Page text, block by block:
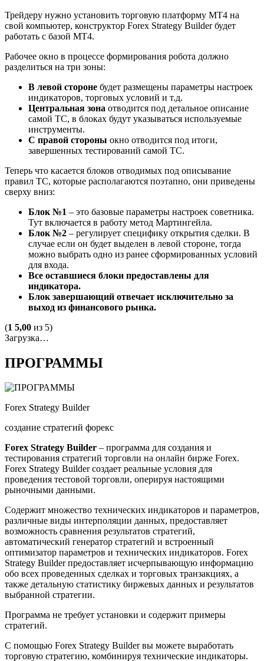
Трейдеру нужно установить торговую платформу МТ4 на
свой компьютер, конструктор Forex Strategy Builder будет
работать с базой MT4.
Рабочее окно в процессе формирования робота должно
разделиться на три зоны:
В левой стороне будет размещены параметры настроек
индикаторов, торговых условий и т.д.
Центральная зона отводится под детальное описание
самой ТС, в блоках будут указываться используемые
инструменты.
С правой стороны окно отводится под итоги,
завершенных тестирований самой ТС.
Теперь что касается блоков отводимых под описывание
правил ТС, которые располагаются поэтапно, они приведены
сверху вниз:
Блок №1 – это базовые параметры настроек советника.
Тут включается в работу метод Мартингейла.
Блок №2 – регулирует специфику открытия сделки. В
случае если он будет выделен в левой стороне, тогда
можно выбрать одно из ранее сформированных условий
для входа.
Все оставшиеся блоки предоставлены для
индикатора.
Блок завершающий отвечает исключительно за
выход из финансового рынка.
(1 5,00 из 5)
Загрузка…
ПРОГРАММЫ
Forex Strategy Builder
создание стратегий форекс
Forex Strategy Builder – программа для создания и
тестирования стратегий торговли на онлайн бирже Forex.
Forex Strategy Builder создает реальные условия для
проведения тестовой торговли, оперируя настоящими
рыночными данными.
Содержит множество технических индикаторов и параметров,
различные виды интерполяции данных, предоставляет
возможность сравнения результатов стратегий,
автоматический генератор стратегий и встроенный
оптимизатор параметров и технических индикаторов. Forex
Strategy Builder предоставляет исчерпывающую информацию
обо всех проведенных сделках и торговых транзакциях, а
также детальную статистику биржевых данных и результатов
выбранной стратегии.
Программа не требует установки и содержит примеры
стратегий.
С помощью Forex Strategy Builder вы можете выработать
торговую стратегию, комбинируя технические индикаторы.